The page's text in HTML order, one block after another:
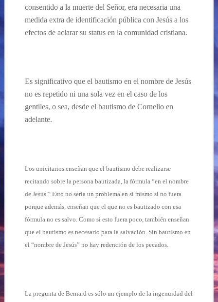
consentido a la muerte del Señor, era necesaria una
medida extra de identificación pública con Jesús a los
efectos de aclarar su status en la comunidad cristiana.
Es significativo que el bautismo en el nombre de Jesús
no es repetido ni una sola vez en el caso de los
gentiles, o sea, desde el bautismo de Cornelio en
adelante.
Los unicitarios enseñan que el bautismo debe realizarse
recitando sobre la persona bautizada, la fórmula “en el nombre
de Jesús.” Esto no sería un problema en sí mismo si no fuera
porque además, enseñan que el que no es bautizado con esa
fórmula no es salvo. Como si esto fuera poco, también enseñan
que el bautismo es necesario para la salvación. Sin bautismo en
el “nombre de Jesús” no hay redención de los pecados.
La pregunta de Bernard es sólo un ejemplo de la ingenuidad del